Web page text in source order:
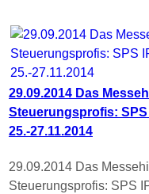
29.09.2014 Das
Steuerungsprofis:
25.-27.11.2014
29.09.2014 Das
Steuerungsprofis: SPS